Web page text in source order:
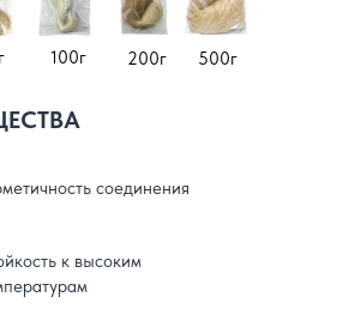
соединения
к высоким
100г 200г 500г